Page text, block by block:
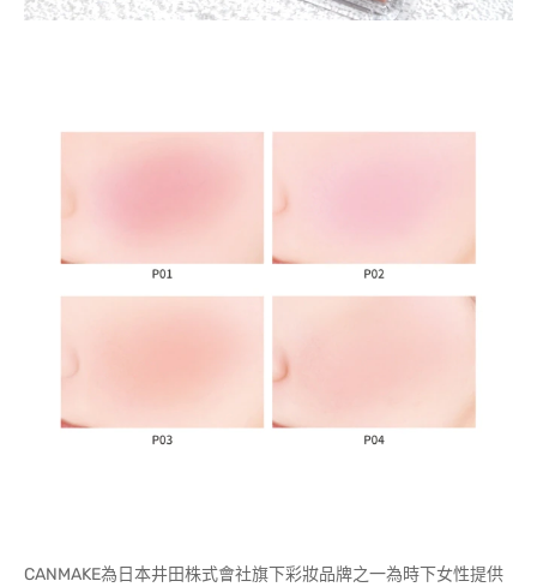
CANMAKE為日本井田株式會社旗下彩妝品牌之一為時下女性提供